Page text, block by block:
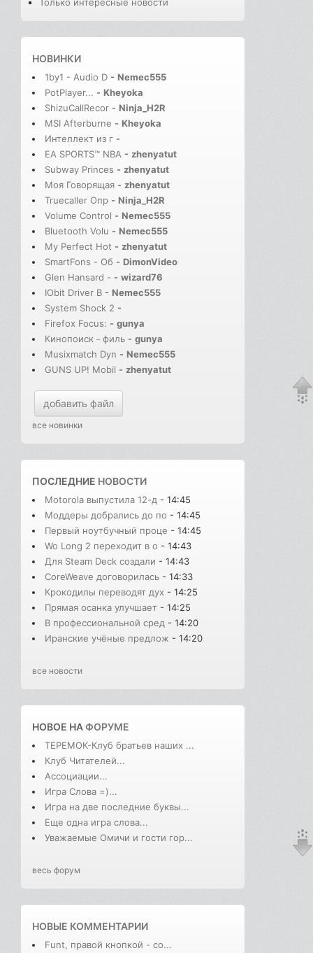
Только интересные новости
НОВИНКИ
1by1 - Audio D - Nemec555
PotPlayer... - Kheyoka
ShizuCallRecor - Ninja_H2R
MSI Afterburne - Kheyoka
Интеллект из г -
EA SPORTS™ NBA - zhenyatut
Subway Princes - zhenyatut
Моя Говорящая - zhenyatut
Truecaller Опр - Ninja_H2R
Volume Control - Nemec555
Bluetooth Volu - Nemec555
My Perfect Hot - zhenyatut
SmartFons - Об - DimonVideo
Glen Hansard - - wizard76
IObit Driver B - Nemec555
System Shock 2 -
Firefox Focus: - gunya
Кинопоиск－филь - gunya
Musixmatch Dyn - Nemec555
GUNS UP! Mobil - zhenyatut
добавить файл
все новинки
ПОСЛЕДНИЕ НОВОСТИ
Motorola выпустила 12-д - 14:45
Моддеры добрались до по - 14:45
Первый ноутбучный проце - 14:45
Wo Long 2 переходит в о - 14:43
Для Steam Deck создали - 14:43
CoreWeave договорилась - 14:33
Крокодилы переводят дух - 14:25
Прямая осанка улучшает - 14:25
В профессиональной сред - 14:20
Иранские учёные предлож - 14:20
все новости
НОВОЕ НАФОРУМЕ
ТЕРЕМОК-Клуб братьев наших ...
Клуб Читателей...
Ассоциации...
Игра Слова =)...
Игра на две последние буквы...
Еще одна игра слова...
Уважаемые Омичи и гости гор...
весь форум
НОВЫЕ КОММЕНТАРИИ
Funt, правой кнопкой - со...